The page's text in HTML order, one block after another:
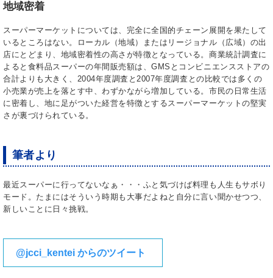
地域密着
スーパーマーケットについては、完全に全国的チェーン展開を果たして
いるところはない。ローカル（地域）またはリージョナル（広域）の出
店にとどまり、地域密着性の高さが特徴となっている。商業統計調査に
よると食料品スーパーの年間販売額は、GMSとコンビニエンスストアの
合計よりも大きく、2004年度調査と2007年度調査との比較では多くの
小売業が売上を落とす中、わずかながら増加している。市民の日常生活
に密着し、地に足がついた経営を特徴とするスーパーマーケットの堅実
さが裏づけられている。
筆者より
最近スーパーに行ってないなぁ・・・ふと気づけば料理も人生もサボり
モード。たまにはそういう時期も大事だよねと自分に言い聞かせつつ、
新しいことに日々挑戦。
@jcci_kentei からのツイート